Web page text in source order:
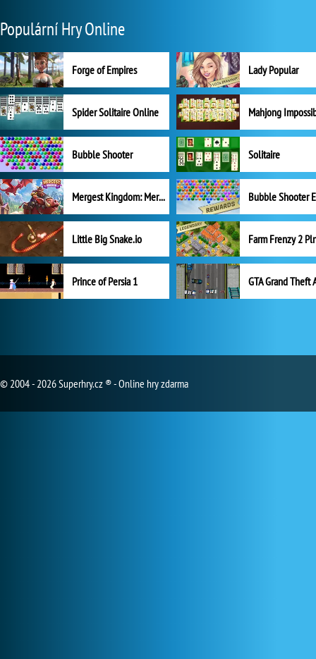
Populární Hry Online
Forge of Empires Lady Popular
Spider Solitaire Online Mahjong
Bubble Shooter Solitaire
Mergest Kingdom: Merge Puzzle
Little Big Snake.io
Prince of Persia 1 GTA Grand Theft
© 2004 - 2026 Superhry.cz ® - Online hry zdarma